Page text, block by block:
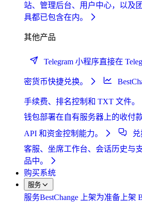
站、管理后台、用户中心，以及
具都已包含在内。
其他产品
Telegram 小程序直接在
密货币快捷兑换。
手续费、排名控制和 TXT 文件。
钱包部署在自有服务器上的收付
API 和资金控制能力。
客服、坐席工作台、会话历史与
品中。
购买系统
服务
服务BestChange 上架为准备上架